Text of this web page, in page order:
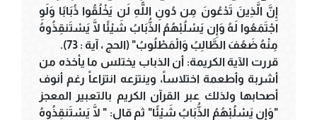
إِنَّ الَّذِينَ تَدْعُونَ مِن دُونِ اللَّهِ لَن يَخْلُقُوا ذُبَابًا وَلَوِ
اجْتَمَعُوا لَهُ وَإِن يَسْلُبْهُمُ الذُّبَابُ شَيْئًا لَّا يَسْتَنقِذُوهُ
مِنْهُ ضَعُفَ الطَّالِبُ وَالْمَطْلُوبُ" (الحج ، آية : 73).
قررت الآية الكريمة: أن الذباب يختلس ما يأخذه من
أشربة وأطعمة اختلاساً، وينتزعه انتزاعاً رغم أنوف
أصحابها ولذلك عبر القرآن الكريم بالتعبير المعجز
"وَإِن يَسْلُبْهُمُ الذُّبَابُ شَيْئًا" ثم قال: " لَّا يَسْتَنقِذُوهُ